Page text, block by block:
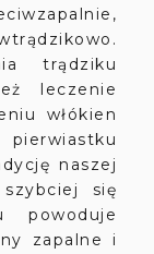
trądziku
leczenie
włókien
naszej
się
powoduje
zapalne i